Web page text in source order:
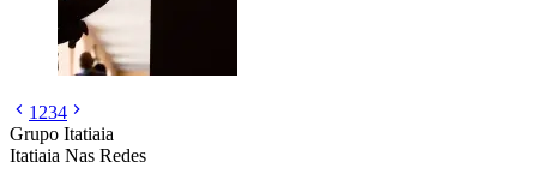
1 234
Grupo Itatiaia
Itatiaia Nas Redes